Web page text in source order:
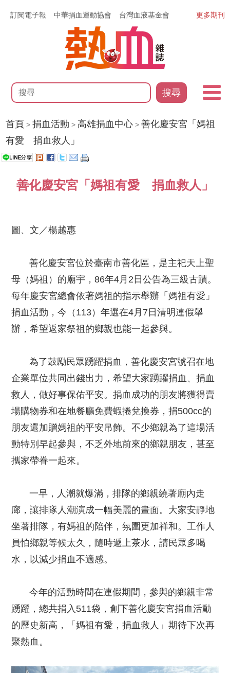
訂閱電子報 中華捐血運動協會 台灣血液基金會
搜尋
更多期刊
首頁 >捐血活動 > 高雄捐血中心 >善化慶安宮「媽祖
有愛 捐血救人」
善化慶安宮「媽祖有愛 捐血救人」
圖、文／楊越惠
善化慶安宮位於臺南市善化區，是主祀天上聖
母（媽祖）的廟宇，86年4月2日公告為三級古蹟。
每年慶安宮總會依著媽祖的指示舉辦「媽祖有愛」
捐血活動，今（113）年選在4月7日清明連假舉
辦，希望返家祭祖的鄉親也能一起參與。
為了鼓勵民眾踴躍捐血，善化慶安宮號召在地
企業單位共同出錢出力，希望大家踴躍捐血、捐血
救人，做好事保佑平安。捐血成功的朋友將獲得賣
場購物券和在地餐廳免費蝦捲兌換券，捐500cc的
朋友還加贈媽祖的平安吊飾。不少鄉親為了這場活
動特別早起參與，不乏外地前來的鄉親朋友，甚至
攜家帶眷一起來。
一早，人潮就爆滿，排隊的鄉親繞著廟內走
廊，讓排隊人潮演成一幅美麗的畫面。大家安靜地
坐著排隊，有媽祖的陪伴，氛圍更加祥和。工作人
員怕鄉親等候太久，隨時遞上茶水，請民眾多喝
水，以減少捐血不適感。
今年的活動時間在連假期間，參與的鄉親非常
踴躍，總共捐入511袋，創下善化慶安宮捐血活動
的歷史新高，「媽祖有愛，捐血救人」期待下次再
聚熱血。